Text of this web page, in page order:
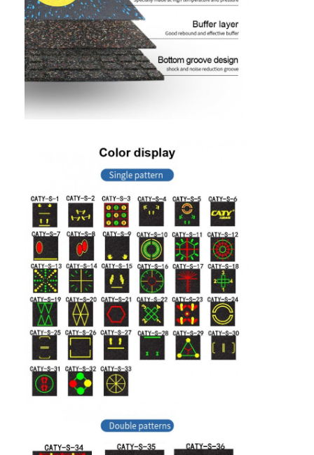
স্পোর্টস রাবারের মেঝে
ফিটনেস রাবার মেঝে
EPDM রাবার গ্রানুলস
বাণিজ্যিক কাঁচা মেঝে
একসাথে বাঁধা রাবার প্যাভেলার
কৃত্রিম ঘাস infill
এসবিআর রাবার কণিকা
পিইউ বাইন্ডার
কৃত্রিম ঘাস
রানিং ট্র্যাক ইনস্টলেশন